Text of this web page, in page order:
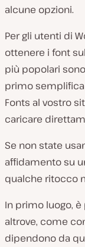
alcune opzioni.
Per gli utenti di
ottenere i font
più popolari sono
primo semplifica
Fonts al vostro
caricare
Se non state
affidamento su
qualche ritocco
In primo luogo,
altrove, come
dipendono da